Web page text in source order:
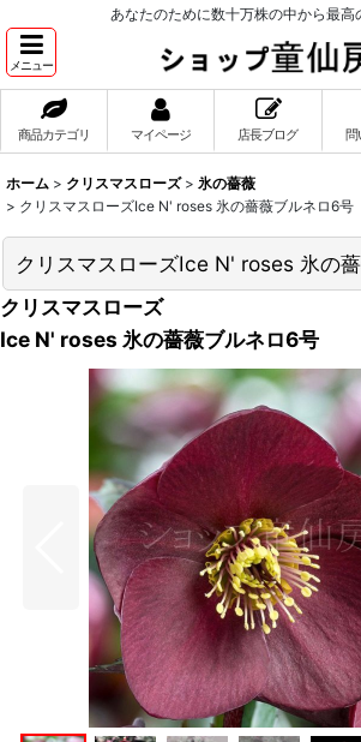
あなたのために数十万株の中から最高
メニュー
商品カテゴリ マイページ 店長ブログ 問
ホーム > クリスマスローズ > 氷の薔薇
> クリスマスローズIce N' roses 氷の薔薇ブルネロ6号
クリスマスローズIce N' roses 氷の
クリスマスローズ
Ice N' roses 氷の薔薇ブルネロ6号